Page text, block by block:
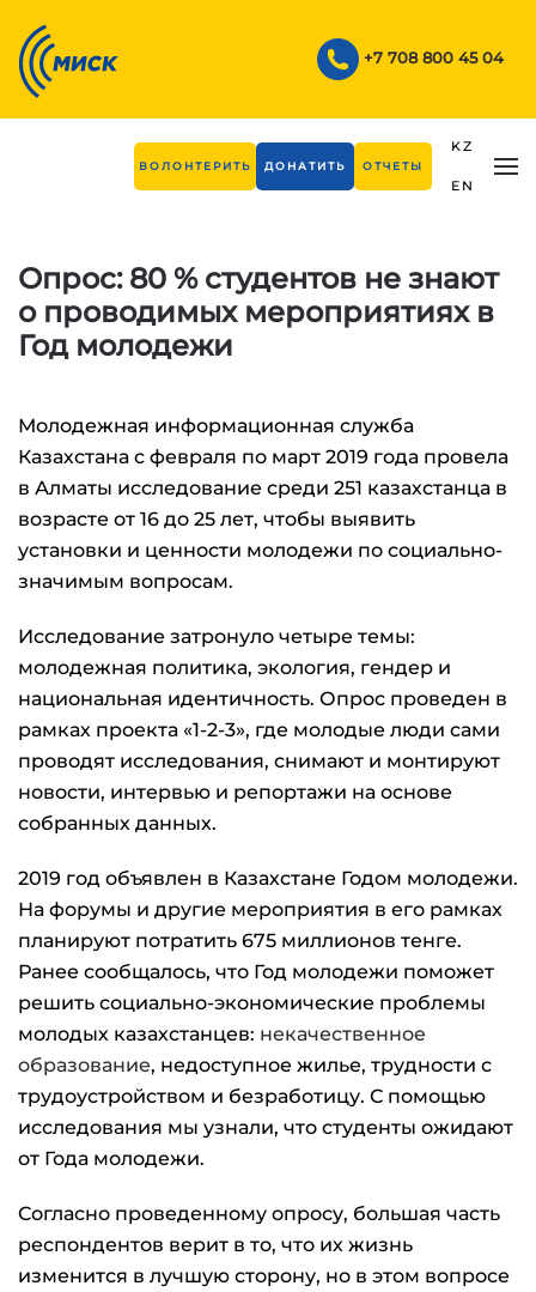
Skip to main content +7 708 800 45 04
ВОЛОНТЕРИТЬ ДОНАТИТЬ ОТЧЕТЫ
KZ
EN
Опрос: 80 % студентов не знают
о проводимых мероприятиях в
Год молодежи
Молодежная информационная служба
Казахстана с февраля по март 2019 года провела
в Алматы исследование среди 251 казахстанца в
возрасте от 16 до 25 лет, чтобы выявить
установки и ценности молодежи по социально-
значимым вопросам.
Исследование затронуло четыре темы:
молодежная политика, экология, гендер и
национальная идентичность. Опрос проведен в
рамках проекта «1-2-3», где молодые люди сами
проводят исследования, снимают и монтируют
новости, интервью и репортажи на основе
собранных данных.
2019 год объявлен в Казахстане Годом молодежи.
На форумы и другие мероприятия в его рамках
планируют потратить 675 миллионов тенге.
Ранее сообщалось, что Год молодежи поможет
решить социально-экономические проблемы
молодых казахстанцев: некачественное
образование, недоступное жилье, трудности с
трудоустройством и безработицу. С помощью
исследования мы узнали, что студенты ожидают
от Года молодежи.
Согласно проведенному опросу, большая часть
респондентов верит в то, что их жизнь
изменится в лучшую сторону, но в этом вопросе